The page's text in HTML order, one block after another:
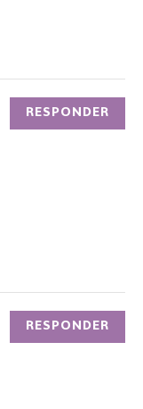
RESPONDER
RESPONDER